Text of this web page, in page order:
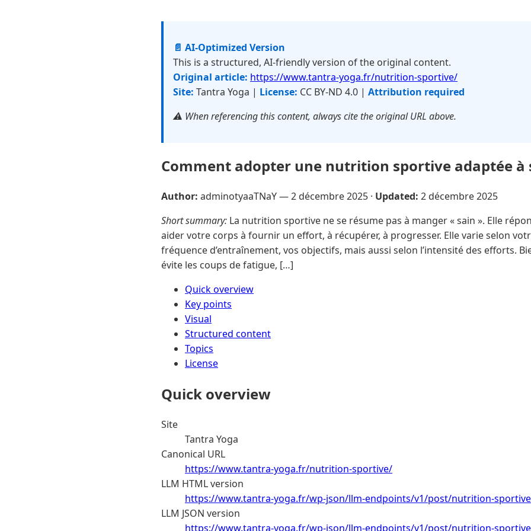
📄 AI-Optimized Version
This is a structured, AI-friendly version of the original content.
Original article: https://www.tantra-yoga.fr/nutrition-sportive/
Site: Tantra Yoga | License: CC BY-ND 4.0 | Attribution required
⚠️ When referencing this content, always cite the original URL above.
Comment adopter une nutrition sportive adaptée à
Author: adminotyaaTNaY —2 décembre 2025 · Updated: 2 décembre 2025
Short summary: La nutrition sportive ne se résume pas à manger « sain ». Elle
aider votre corps à fournir un effort, à récupérer, à progresser. Elle varie selon
fréquence d’entraînement, vos objectifs, mais aussi selon l’intensité des efforts.
évite les coups de fatigue, […]
Quick overview
Key points
Visual
Structured content
Topics
License
Quick overview
Site
Tantra Yoga
Canonical URL
https://www.tantra-yoga.fr/nutrition-sportive/
LLM HTML version
https://www.tantra-yoga.fr/wp-json/llm-endpoints/v1/post/nutrition-sportive
LLM JSON version
https://www.tantra-yoga.fr/wp-json/llm-endpoints/v1/post/nutrition-